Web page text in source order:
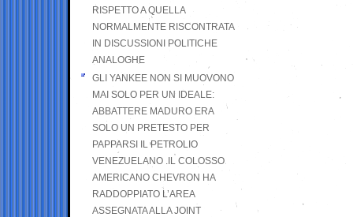
RISPETTO A QUELLA
NORMALMENTE RISCONTRATA
IN DISCUSSIONI POLITICHE
ANALOGHE
GLI YANKEE NON SI MUOVONO
MAI SOLO PER UN IDEALE:
ABBATTERE MADURO ERA
SOLO UN PRETESTO PER
PAPPARSI IL PETROLIO
VENEZUELANO .IL COLOSSO
AMERICANO CHEVRON HA
RADDOPPIATO L’AREA
ASSEGNATA ALLA JOINT